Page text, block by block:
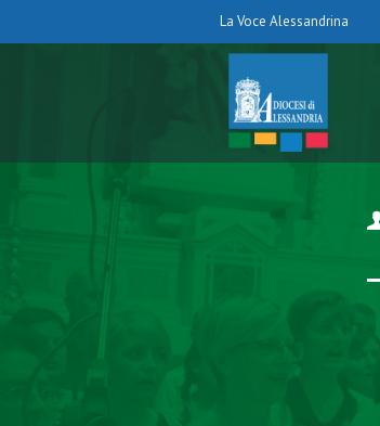
La Voce Alessandrina